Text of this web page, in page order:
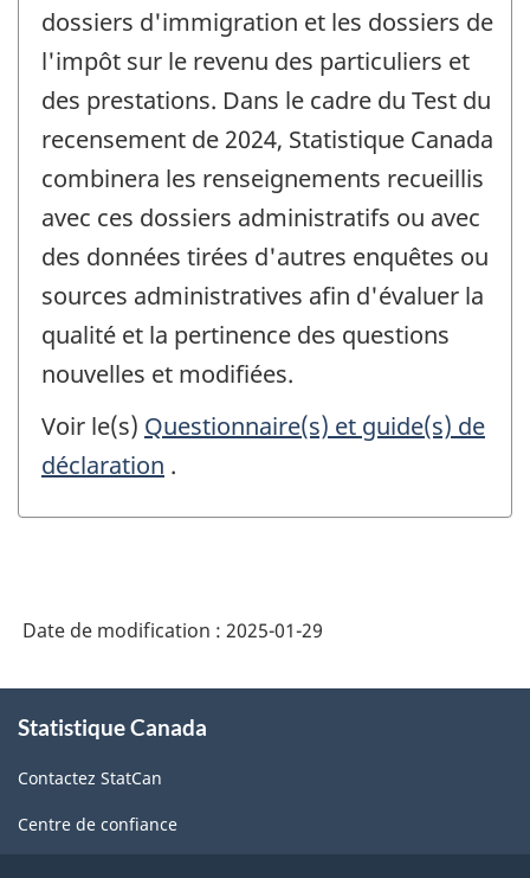
dossiers d'immigration et les dossiers de
l'impôt sur le revenu des particuliers et
des prestations. Dans le cadre du Test du
recensement de 2024, Statistique Canada
combinera les renseignements recueillis
avec ces dossiers administratifs ou avec
des données tirées d'autres enquêtes ou
sources administratives afin d'évaluer la
qualité et la pertinence des questions
nouvelles et modifiées.
Voir le(s) Questionnaire(s) et guide(s) de
déclaration .
Date de modification : 2025-01-29
propos
ce
site
Statistique Canada
Contactez StatCan
Centre de confiance